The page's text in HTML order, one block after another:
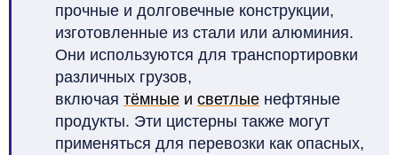
прочные и долговечные конструкции,
изготовленные из стали или алюминия.
Они используются для транспортировки
различных грузов,
включая тёмные и светлые нефтяные
продукты. Эти цистерны также могут
применяться для перевозки как опасных,